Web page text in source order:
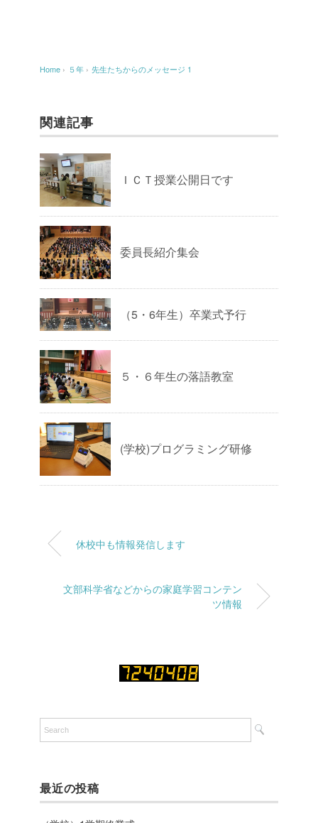
Home › ５年 › 先生たちからのメッセージ 1
関連記事
ＩＣＴ授業公開日です
委員長紹介集会
（5・6年生）卒業式予行
５・６年生の落語教室
(学校)プログラミング研修
休校中も情報発信します
文部科学省などからの家庭学習コンテン
ツ情報
最近の投稿